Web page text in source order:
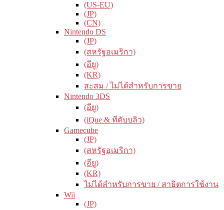
(US-EU)
(JP)
(CN)
Nintendo DS
(JP)
(สหรัฐอเมริกา)
(อียู)
(KR)
สะสม / ไม่ได้สำหรับการขาย
Nintendo 3DS
(อียู)
(iQue & ทีดับบลิว)
Gamecube
(JP)
(สหรัฐอเมริกา)
(อียู)
(KR)
ไม่ได้สำหรับการขาย / สาธิตการใช้งาน
Wii
(JP)